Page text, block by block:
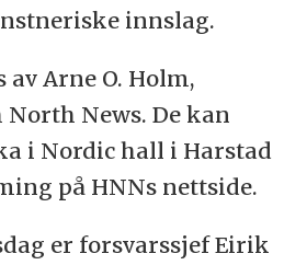
innslag.
av Arne O. Holm,
News. De kan
i Nordic hall i Harstad
på HNNs nettside.
er forsvarssjef Eirik